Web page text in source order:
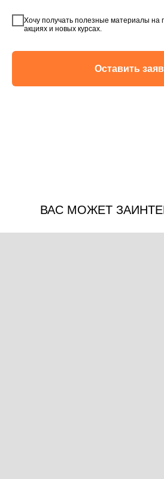
Хочу получать полезные материалы на
акциях и новых курсах.
Оставить
ВАС МОЖЕТ